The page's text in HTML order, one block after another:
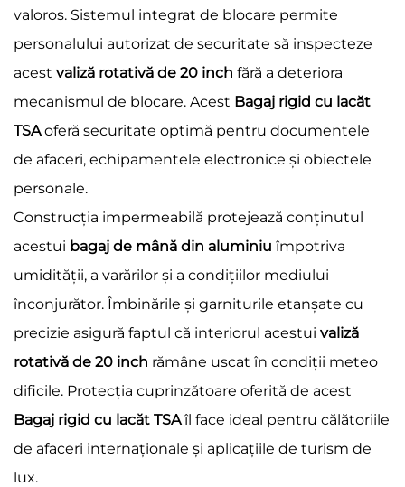
valoros. Sistemul integrat de blocare permite
personalului autorizat de securitate să inspecteze
acest valiză rotativă de 20 inch fără a deteriora
mecanismul de blocare. Acest Bagaj rigid cu lacăt
TSAoferă securitate optimă pentru documentele
de afaceri, echipamentele electronice și obiectele
personale.
Construcția impermeabilă protejează conținutul
acestui bagaj de mână din aluminiu împotriva
umidității, a varărilor și a condițiilor mediului
înconjurător. Îmbinările și garniturile etanșate cu
precizie asigură faptul că interiorul acestui valiză
rotativă de 20 inch rămâne uscat în condiții meteo
dificile. Protecția cuprinzătoare oferită de acest
Bagaj rigid cu lacăt TSAîl face ideal pentru călătoriile
de afaceri internaționale și aplicațiile de turism de
lux.